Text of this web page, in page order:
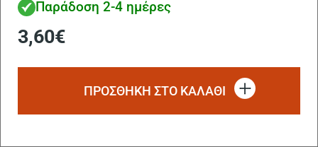
Παράδοση 2-4 ημέρες
3,60€
ΠΡΟΣΘΗΚΗ ΣΤΟ ΚΑΛΑΘΙ